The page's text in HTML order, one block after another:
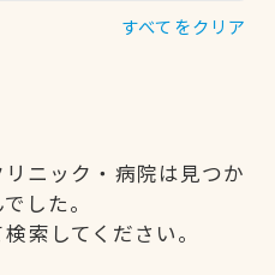
すべてをクリア
ニック・病院は見つか
した。
索してください。